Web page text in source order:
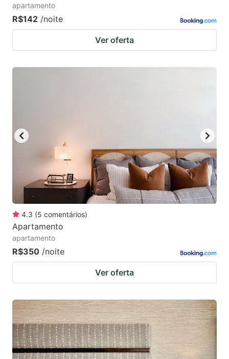
apartamento
R$142 /noite
Ver oferta
4.3 (5 comentários)
Apartamento
apartamento
R$350 /noite
Ver oferta